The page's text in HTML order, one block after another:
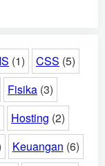
(1) CSS (5)
Fisika (3)
Hosting (2)
Keuangan (6)